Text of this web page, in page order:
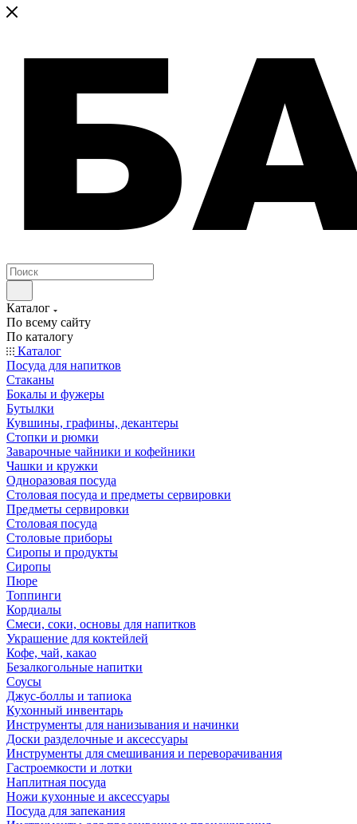
Каталог
По всему сайту
По каталогу
Каталог
Посуда для напитков
Стаканы
Бокалы и фужеры
Бутылки
Кувшины, графины, декантеры
Стопки и рюмки
Заварочные чайники и кофейники
Чашки и кружки
Одноразовая посуда
Столовая посуда и предметы сервировки
Предметы сервировки
Столовая посуда
Столовые приборы
Сиропы и продукты
Сиропы
Пюре
Топпинги
Кордиалы
Смеси, соки, основы для напитков
Украшение для коктейлей
Кофе, чай, какао
Безалкогольные напитки
Соусы
Джус-боллы и тапиока
Кухонный инвентарь
Инструменты для нанизывания и начинки
Доски разделочные и аксессуары
Инструменты для смешивания и переворачивания
Гастроемкости и лотки
Наплитная посуда
Ножи кухонные и аксессуары
Посуда для запекания